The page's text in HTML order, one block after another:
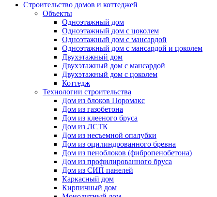
Cтроительство домов и коттеджей
Объекты
Одноэтажный дом
Одноэтажный дом с цоколем
Одноэтажный дом с мансардой
Одноэтажный дом с мансардой и цоколем
Двухэтажный дом
Двухэтажный дом с мансардой
Двухэтажный дом с цоколем
Коттедж
Технологии строительства
Дом из блоков Поромакс
Дом из газобетона
Дом из клееного бруса
Дом из ЛСТК
Дом из несъемной опалубки
Дом из оцилиндрованного бревна
Дом из пеноблоков (фибропенобетона)
Дом из профилированного бруса
Дом из СИП панелей
Каркасный дом
Кирпичный дом